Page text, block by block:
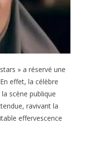
» a réservé une
effet, la célèbre
scène publique
ravivant la
effervescence